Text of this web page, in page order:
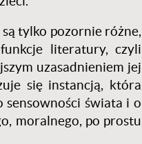
tylko pozornie różne,
literatury, czyli
uzasadnieniem jej
się instancją, która
sensowności świata i o
moralnego, po prostu